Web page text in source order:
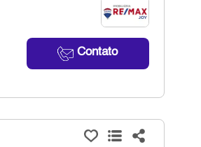
Contato